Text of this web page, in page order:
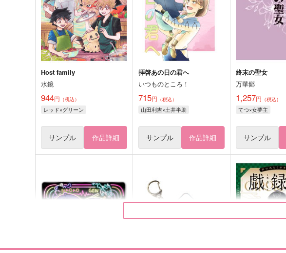
Host family
水鏡
944円 （税込）
レッド×グリーン
サンプル 作品詳細
拝啓あの日の君へ
いつものところ！
715円 （税込）
山田利吉×土井半助
サンプル 作品詳細
終末の聖女
万華郷
1,257円 （税込）
てつ×女夢主
サンプル